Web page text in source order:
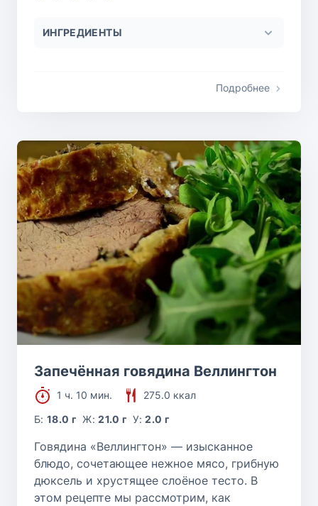
ИНГРЕДИЕНТЫ
Подробнее
Запечённая говядина Веллингтон
1 ч. 10 мин.
275.0 ккал
Б:18.0 г Ж:21.0 г У:2.0 г
Говядина «Веллингтон» — изысканное
блюдо, сочетающее нежное мясо, грибную
дюксель и хрустящее слоёное тесто. В
этом рецепте мы рассмотрим, как